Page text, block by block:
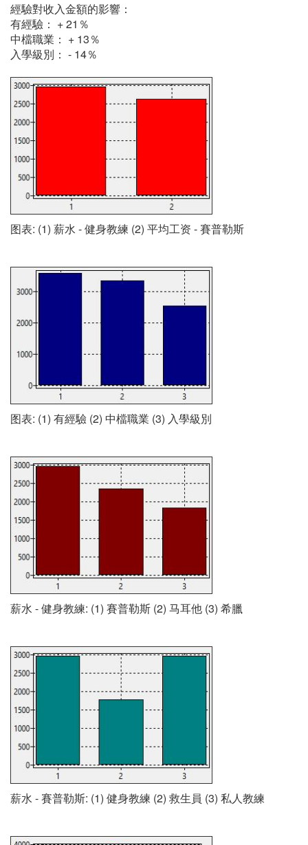
經驗對收入金額的影響：
有經驗： + 21％
中檔職業： + 13％
入學級別： - 14％
图表: (1) 薪水 - 健身教練 (2) 平均工资 - 賽普勒斯
图表: (1) 有經驗 (2) 中檔職業 (3) 入學級別
薪水 - 健身教練: (1) 賽普勒斯 (2) 马耳他 (3) 希臘
薪水 - 賽普勒斯: (1) 健身教練 (2) 救生員 (3) 私人教練